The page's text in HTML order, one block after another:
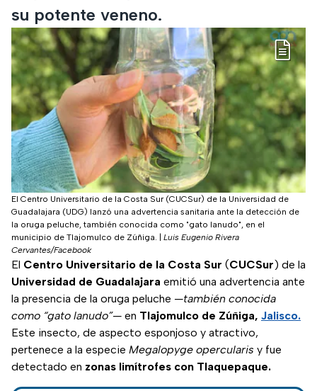
su potente veneno.
El Centro Universitario de la Costa Sur (CUCSur) de la Universidad de
Guadalajara (UDG) lanzó una advertencia sanitaria ante la detección de
la oruga peluche, también conocida como "gato lanudo", en el
municipio de Tlajomulco de Zúñiga.
Luis Eugenio Rivera
Cervantes/Facebook
El Centro Universitario de la Costa Sur (CUCSur) de la
Universidad de Guadalajara emitió una advertencia ante
la presencia de la oruga peluche —también conocida
como “gato lanudo”— en Tlajomulco de Zúñiga, Jalisco.
Este insecto, de aspecto esponjoso y atractivo,
pertenece a la especie Megalopyge opercularis y fue
detectado en zonas limítrofes con Tlaquepaque.